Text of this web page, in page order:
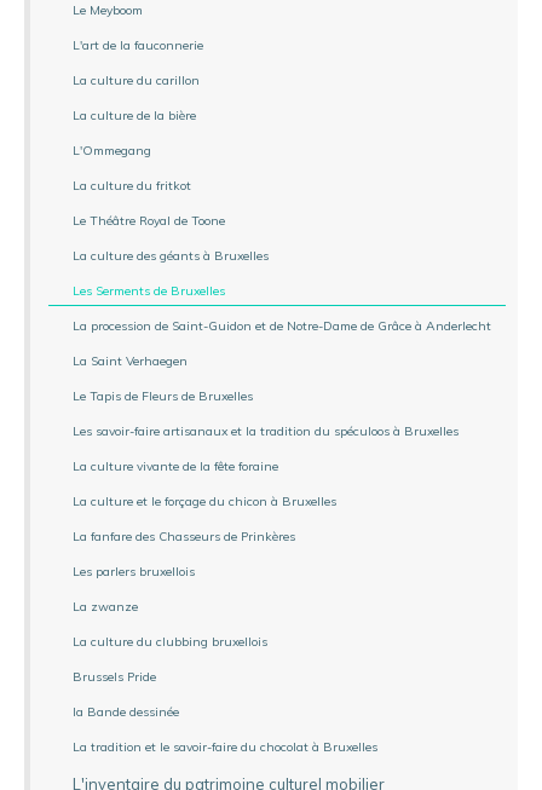
Le Meyboom
L'art de la fauconnerie
La culture du carillon
La culture de la bière
L'Ommegang
La culture du fritkot
Le Théâtre Royal de Toone
La culture des géants à Bruxelles
Les Serments de Bruxelles
La procession de Saint-Guidon et de Notre-Dame de Grâce à Anderlecht
La Saint Verhaegen
Le Tapis de Fleurs de Bruxelles
Les savoir-faire artisanaux et la tradition du spéculoos à Bruxelles
La culture vivante de la fête foraine
La culture et le forçage du chicon à Bruxelles
La fanfare des Chasseurs de Prinkères
Les parlers bruxellois
La zwanze
La culture du clubbing bruxellois
Brussels Pride
la Bande dessinée
La tradition et le savoir-faire du chocolat à Bruxelles
L'inventaire du patrimoine culturel mobilier